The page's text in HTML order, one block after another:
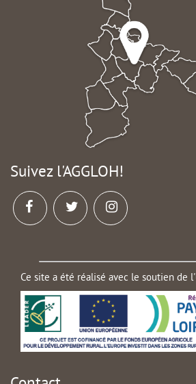
Suivez l'AGGLOH!
Ce site a été réalisé avec le soutien de